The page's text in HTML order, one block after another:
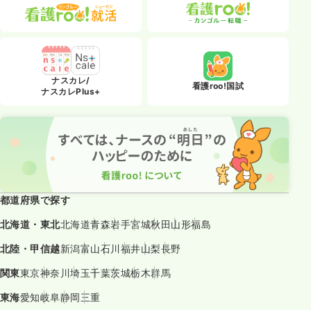
ナスカレ/
ナスカレPlus+
看護roo!国試
都道府県で探す
北海道・東北北海道青森岩手宮城秋田 山形福島
北陸・甲信越新潟富山石川 福井山梨長野
関東東京神奈川埼玉千葉茨城栃木群馬
東海愛知岐阜静岡三重